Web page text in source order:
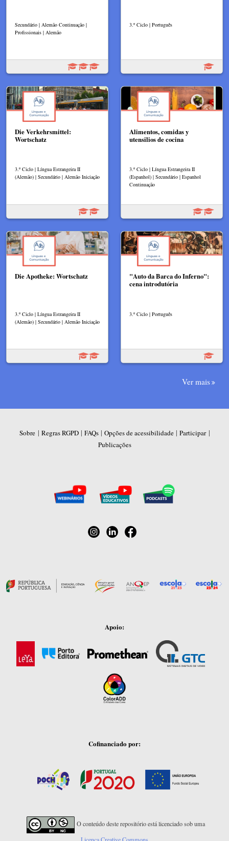
Secundário | Alemão Continuação |
Profissionais | Alemão
3.º Ciclo | Português
Die Verkehrsmittel:
Wortschatz
3.º Ciclo | Língua Estrangeira II
(Alemão) | Secundário | Alemão Iniciação
Alimentos, comidas y
utensilios de cocina
3.º Ciclo | Língua Estrangeira II
(Espanhol) | Secundário | Espanhol
Continuação
Die Apotheke: Wortschatz
3.º Ciclo | Língua Estrangeira II
(Alemão) | Secundário | Alemão Iniciação
"Auto da Barca do Inferno":
cena introdutória
3.º Ciclo | Português
Ver mais
Sobre | Regras RGPD| FAQs| Opções de acessibilidade| Participar|
Publicações
Apoio:
Cofinanciado por:
O conteúdo deste repositório está licenciado sob uma
Licença Creative Commons